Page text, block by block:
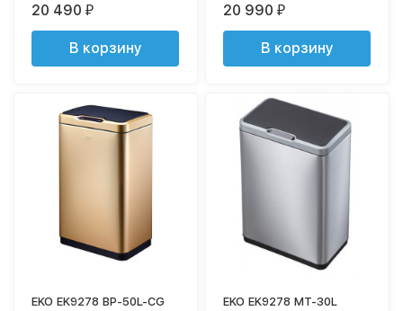
20 490₽
В корзину
20 990₽
В корзину
EKO EK9278 BP-50L-CG
EKO EK9278 MT-30L